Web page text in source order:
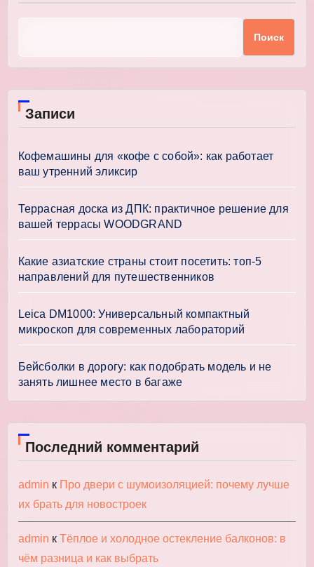
Поиск
Записи
Кофемашины для «кофе с собой»: как работает
ваш утренний эликсир
Террасная доска из ДПК: практичное решение для
вашей террасы WOODGRAND
Какие азиатские страны стоит посетить: топ-5
направлений для путешественников
Leica DM1000: Универсальный компактный
микроскоп для современных лабораторий
Бейсболки в дорогу: как подобрать модель и не
занять лишнее место в багаже
Последний комментарий
admin к Про двери с шумоизоляцией: почему лучше
их брать для новостроек
admin к Тёплое и холодное остекление балконов: в
чём разница и как выбрать